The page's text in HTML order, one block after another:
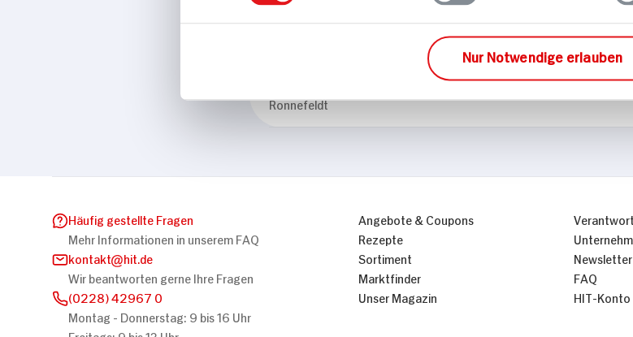
Nur Notwendige erlauben
Ronnefeldt
Häufig gestellte Fragen
Mehr Informationen in unserem FAQ
kontakt
hit.de
Wir beantworten gerne Ihre Fragen
(0228) 42967 0
Montag - Donnerstag: 9 bis 16 Uhr
Angebote & Coupons
Rezepte
Sortiment
Marktfinder
Unser Magazin
Newsletter
FAQ
HIT-Konto